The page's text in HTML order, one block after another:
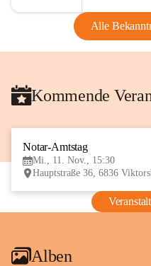
Alle
Kommende
Notar-Amtstag
Mi., 11. Nov., 15:30
Hauptstraße 36, 6836
Alben